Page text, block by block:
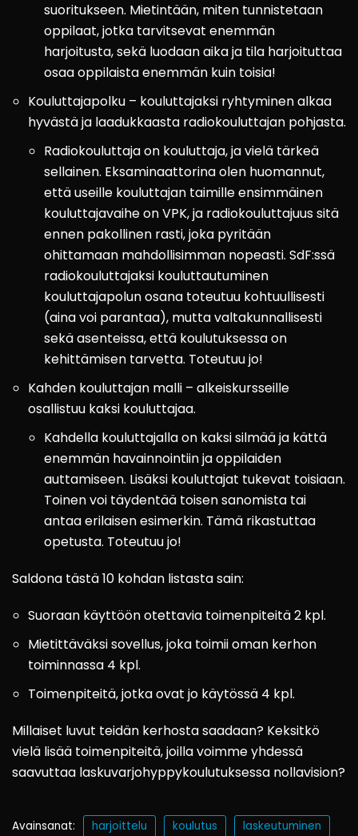
suoritukseen. Mietintään, miten tunnistetaan
oppilaat, jotka tarvitsevat enemmän
harjoitusta, sekä luodaan aika ja tila harjoituttaa
osaa oppilaista enemmän kuin toisia!
Kouluttajapolku – kouluttajaksi ryhtyminen alkaa
hyvästä ja laadukkaasta radiokouluttajan pohjasta.
Radiokouluttaja on kouluttaja, ja vielä tärkeä
sellainen. Eksaminaattorina olen huomannut,
että useille kouluttajan taimille ensimmäinen
kouluttajavaihe on VPK, ja radiokouluttajuus sitä
ennen pakollinen rasti, joka pyritään
ohittamaan mahdollisimman nopeasti. SdF:ssä
radiokouluttajaksi kouluttautuminen
kouluttajapolun osana toteutuu kohtuullisesti
(aina voi parantaa), mutta valtakunnallisesti
sekä asenteissa, että koulutuksessa on
kehittämisen tarvetta. Toteutuu jo!
Kahden kouluttajan malli – alkeiskursseille
osallistuu kaksi kouluttajaa.
Kahdella kouluttajalla on kaksi silmää ja kättä
enemmän havainnointiin ja oppilaiden
auttamiseen. Lisäksi kouluttajat tukevat toisiaan.
Toinen voi täydentää toisen sanomista tai
antaa erilaisen esimerkin. Tämä rikastuttaa
opetusta. Toteutuu jo!
Saldona tästä 10 kohdan listasta sain:
Suoraan käyttöön otettavia toimenpiteitä 2 kpl.
Mietittäväksi sovellus, joka toimii oman kerhon
toiminnassa 4 kpl.
Toimenpiteitä, jotka ovat jo käytössä 4 kpl.
Millaiset luvut teidän kerhosta saadaan? Keksitkö
vielä lisää toimenpiteitä, joilla voimme yhdessä
saavuttaa laskuvarjohyppykoulutuksessa nollavision?
Avainsanat: harjoittelu koulutus
laskeutuminen